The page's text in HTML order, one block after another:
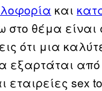
και
στο θέμα
ότι μια
εξαρτάται
sex